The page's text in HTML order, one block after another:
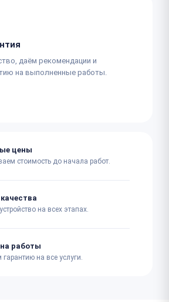
даём рекомендации и
на выполненные работы.
цены
стоимость до начала работ.
на всех этапах.
работы
на все услуги.